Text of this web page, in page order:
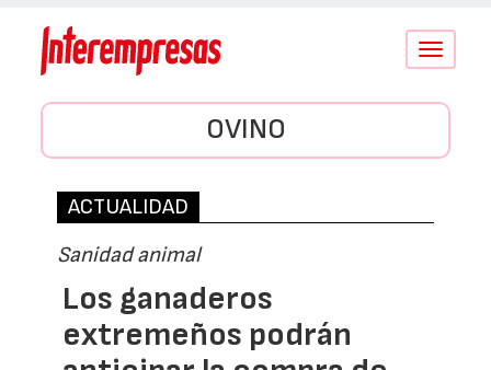
Conmutar
OVINO
ACTUALIDAD
Sanidad animal
Los ganaderos
extremeños podrán